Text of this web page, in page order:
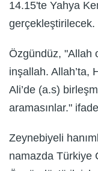
14.15'te Yahya
gerçekleştirilecek.
Özgündüz, "Allah
inşallah. Allah’ta,
Ali’de (a.s)
aramasınlar."
Zeynebiyeli
namazda Türkiye